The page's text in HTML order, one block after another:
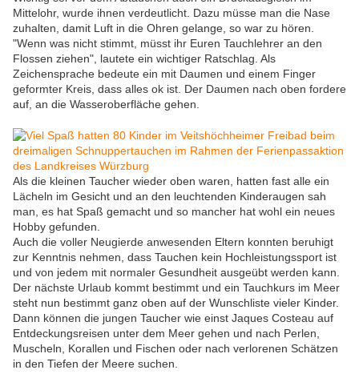
Mittelohr, wurde ihnen verdeutlicht. Dazu müsse man die Nase
zuhalten, damit Luft in die Ohren gelange, so war zu hören.
"Wenn was nicht stimmt, müsst ihr Euren Tauchlehrer an den
Flossen ziehen", lautete ein wichtiger Ratschlag. Als
Zeichensprache bedeute ein mit Daumen und einem Finger
geformter Kreis, dass alles ok ist. Der Daumen nach oben fordere
auf, an die Wasseroberfläche gehen.
Als die kleinen Taucher wieder oben waren, hatten fast alle ein
Lächeln im Gesicht und an den leuchtenden Kinderaugen sah
man, es hat Spaß gemacht und so mancher hat wohl ein neues
Hobby gefunden.
Auch die voller Neugierde anwesenden Eltern konnten beruhigt
zur Kenntnis nehmen, dass Tauchen kein Hochleistungssport ist
und von jedem mit normaler Gesundheit ausgeübt werden kann.
Der nächste Urlaub kommt bestimmt und ein Tauchkurs im Meer
steht nun bestimmt ganz oben auf der Wunschliste vieler Kinder.
Dann können die jungen Taucher wie einst Jaques Costeau auf
Entdeckungsreisen unter dem Meer gehen und nach Perlen,
Muscheln, Korallen und Fischen oder nach verlorenen Schätzen
in den Tiefen der Meere suchen.